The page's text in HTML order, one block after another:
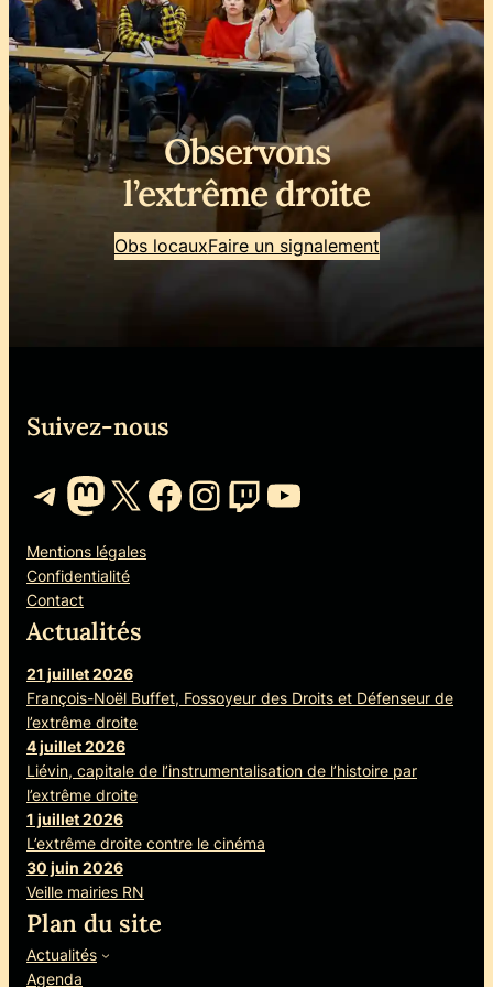
Observons
l’extrême droite
Obs locauxFaire un signalement
Suivez-nous
Telegram
Mastodon
X Facebook
Instagram
Twitch
YouTube
Mentions légales
Confidentialité
Contact
Actualités
21 juillet 2026
François-Noël Buffet, Fossoyeur des Droits et Défenseur de
l’extrême droite
4 juillet 2026
Liévin, capitale de l’instrumentalisation de l’histoire par
l’extrême droite
1 juillet 2026
L’extrême droite contre le cinéma
30 juin 2026
Veille mairies RN
Plan du site
Actualités
Agenda